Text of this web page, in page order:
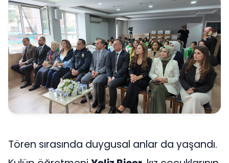
Tören sırasında duygusal anlar da yaşandı.